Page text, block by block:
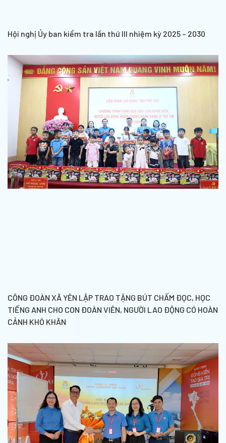
Hội nghị Ủy ban kiểm tra lần thứ III nhiệm kỳ 2025 – 2030
CÔNG ĐOÀN XÃ YÊN LẬP TRAO TẶNG BÚT CHẤM ĐỌC, HỌC
TIẾNG ANH CHO CON ĐOÀN VIÊN, NGƯỜI LAO ĐỘNG CÓ HOÀN
CẢNH KHÓ KHĂN